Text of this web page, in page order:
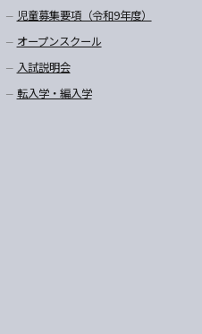
児童募集要項（令和9年度）
オープンスクール
入試説明会
転入学・編入学